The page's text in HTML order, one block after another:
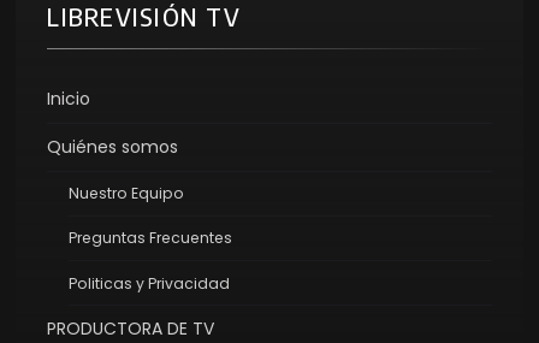
LIBREVISIÓN TV
Inicio
Quiénes somos
Nuestro Equipo
Preguntas Frecuentes
Politicas y Privacidad
PRODUCTORA DE TV